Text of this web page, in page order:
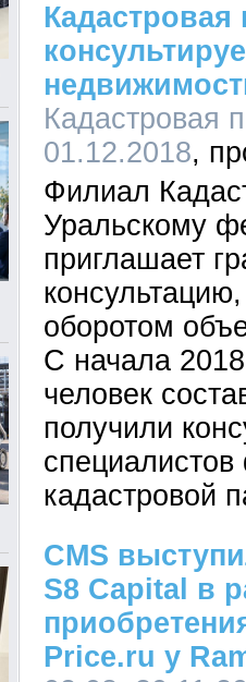
Кадастровая
Кадастровая
01.12.2018
Филиал
Уральскому
приглашает
оборотом
С начала
человек
получили
кадастровой
CMS
S8 Capital в
Price.ru у